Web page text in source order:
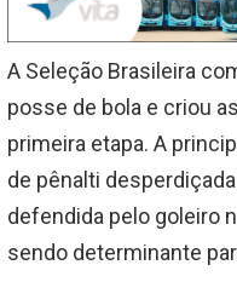
A Seleção Brasileira
posse de bola e criou
primeira etapa. A
de pênalti
defendida pelo goleiro
sendo determinante